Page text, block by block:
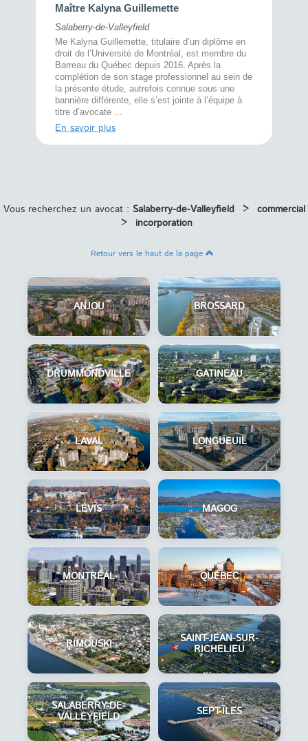
Maître Kalyna Guillemette
Salaberry-de-Valleyfield
Me Kalyna Guillemette, titulaire d’un diplôme en
droit de l’Université de Montréal, est membre du
Barreau du Québec depuis 2016. Après la
complétion de son stage professionnel au sein de
la présente étude, autrefois connue sous une
bannière différente, elle s’est jointe à l’équipe à
titre d’avocate ...
En savoir plus
Vous recherchez un avocat : Salaberry-de-Valleyfield >
commercial
>
incorporation
Retour vers le haut de la page
ANJOU BROSSARD
DRUMMONDVILLE GATINEAU
LAVAL LONGUEUIL
LÉVIS MAGOG
MONTRÉAL QUÉBEC
RIMOUSKI
SAINT-JEAN-SUR-
RICHELIEU
SALABERRY-DE-
VALLEYFIELD
SEPT-ÎLES